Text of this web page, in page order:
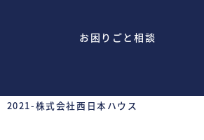
お困りごと相談
2021-株式会社西日本ハウス